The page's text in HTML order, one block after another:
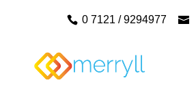
0 7121 / 9294977